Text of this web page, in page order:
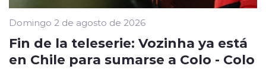
Domingo 2 de agosto de 2026
Fin de la teleserie: Vozinha ya está
en Chile para sumarse a Colo - Colo